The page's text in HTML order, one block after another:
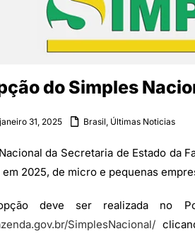
do Simples
janeiro 31, 2025 Brasil, Últimas Noticias
da Secretaria de Estado da
2025, de micro e pequenas
deve ser realizada no
SimplesNacional/